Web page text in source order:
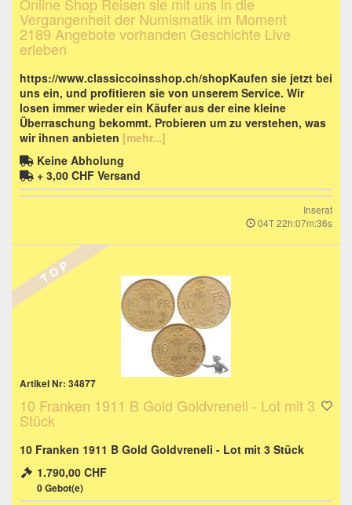
Vergangenheit der Numismatik im Moment
2189 Angebote vorhanden Geschichte Live
erleben
https://www.classiccoinsshop.ch/shopKaufen sie jetzt bei
uns ein, und profitieren sie von unserem Service. Wir
losen immer wieder ein Käufer aus der eine kleine
Überraschung bekommt. Probieren um zu verstehen, was
wir ihnen anbieten [mehr...]
Keine Abholung
+ 3,00 CHF Versand
Inserat
04T 22h:07m:35s
T O P
Artikel Nr: 34877
10 Franken 1911 B Gold Goldvreneli - Lot mit 3
Stück
10 Franken 1911 B Gold Goldvreneli - Lot mit 3 Stück
1.790,00 CHF
0Gebot(e)